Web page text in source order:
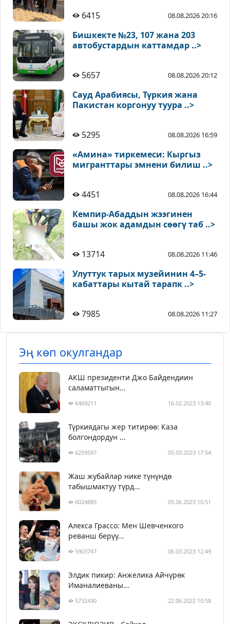
6415 08.08.2026 20:16
Бишкекте №23, 107 жана 203
автобустардын каттамдар ..>
5657 08.08.2026 20:12
Сауд Арабиясы, Түркия жана
Пакистан коргонуу туура ..>
5295 08.08.2026 16:59
«Амина» тиркемеси: Кыргыз
мигранттары эмнени билиш ..>
4451 08.08.2026 16:44
Кемпир-Абаддын жээгинен
башы жок адамдын сөөгү таб ..>
13714 08.08.2026 11:46
Улуттук тарых музейинин 4–5-
кабаттары кытай тарапк ..>
7985 08.08.2026 11:27
Эң көп окулгандар
АКШ президенти Джо Байдендиин
саламаттыгын...
6469211 16.02.2023 13:40
Түркиядагы жер титирөө: Каза
болгондордун ...
6259597 05.03.2023 17:54
Жаш жубайлар нике түнүндө
табышмактуу түрд...
6024885 05.06.2023 10:51
Алекса Грассо: Мен Шевченкого
реванш берүү...
5903747 06.03.2023 12:49
Элдик пикир: Анжелика Айчүрөк
Иманалиеваны...
5732430 22.06.2022 10:58